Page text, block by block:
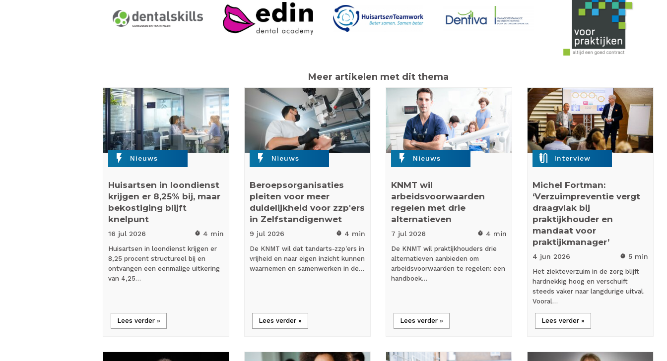
Meer artikelen met dit thema
flash_on Nieuws
Huisartsen in loondienst
krijgen er 8,25% bij, maar
bekostiging blijft
knelpunt
16 jul 2026 timer 4 min
Huisartsen in loondienst krijgen er
8,25 procent structureel bij en
ontvangen een eenmalige uitkering
van 4,25…
Lees verder »
flash_on Nieuws
Beroepsorganisaties
pleiten voor meer
duidelijkheid voor zzp'ers
in Zelfstandigenwet
9 jul 2026 timer 4 min
De KNMT wil dat tandarts-zzp'ers in
vrijheid en naar eigen inzicht kunnen
waarnemen en samenwerken in de…
Lees verder »
flash_on Nieuws
KNMT wil
arbeidsvoorwaarden
regelen met drie
alternatieven
7 jul 2026 timer 4 min
De KNMT wil praktijkhouders drie
alternatieven aanbieden om
arbeidsvoorwaarden te regelen: een
handboek…
Lees verder »
mic_external_on Interview
Michel Fortman:
‘Verzuimpreventie vergt
draagvlak bij
praktijkhouder en
mandaat voor
praktijkmanager’
4 jun 2026 timer 5 min
Het ziekteverzuim in de zorg blijft
hardnekkig hoog en verschuift
steeds vaker naar langdurige uitval.
Vooral…
Lees verder »